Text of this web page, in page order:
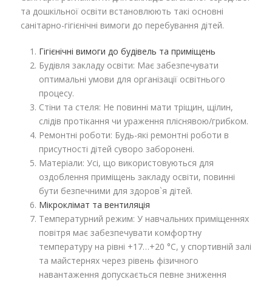
та дошкільної освіти встановлюють такі основні
санітарно-гігієнічні вимоги до перебування дітей.
Гігієнічні вимоги до будівель та приміщень
Будівля закладу освіти: Має забезпечувати
оптимальні умови для організації освітнього
процесу.
Стіни та стеля: Не повинні мати тріщин, щілин,
слідів протікання чи ураження пліснявою/грибком.
Ремонтні роботи: Будь-які ремонтні роботи в
присутності дітей суворо заборонені.
Матеріали: Усі, що використовуються для
оздоблення приміщень закладу освіти, повинні
бути безпечними для здоров`я дітей.
Мікроклімат та вентиляція
Температурний режим: У навчальних приміщеннях
повітря має забезпечувати комфортну
температуру на рівні +17…+20 °C, у спортивній залі
та майстернях через рівень фізичного
навантаження допускається певне зниження